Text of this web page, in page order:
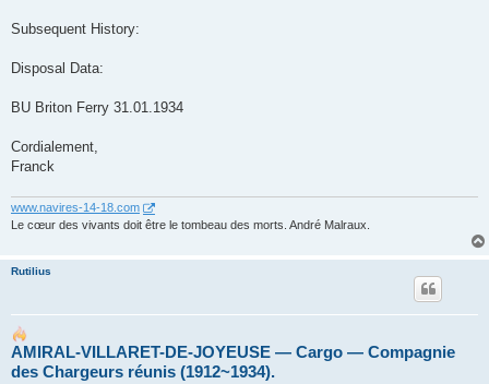
Subsequent History:
Disposal Data:
BU Briton Ferry 31.01.1934
Cordialement,
Franck
www.navires-14-18.com
Le cœur des vivants doit être le tombeau des morts. André Malraux.
Rutilius
AMIRAL-VILLARET-DE-JOYEUSE ― Cargo ― Compagnie
des Chargeurs réunis (1912~1934).